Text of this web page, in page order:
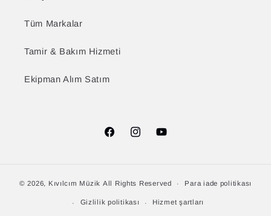
Tüm Markalar
Tamir & Bakım Hizmeti
Ekipman Alım Satım
FacebookInstagramYouTube
© 2026, Kıvılcım Müzik All Rights Reserved Para iade politikası
Gizlilik politikası Hizmet şartları